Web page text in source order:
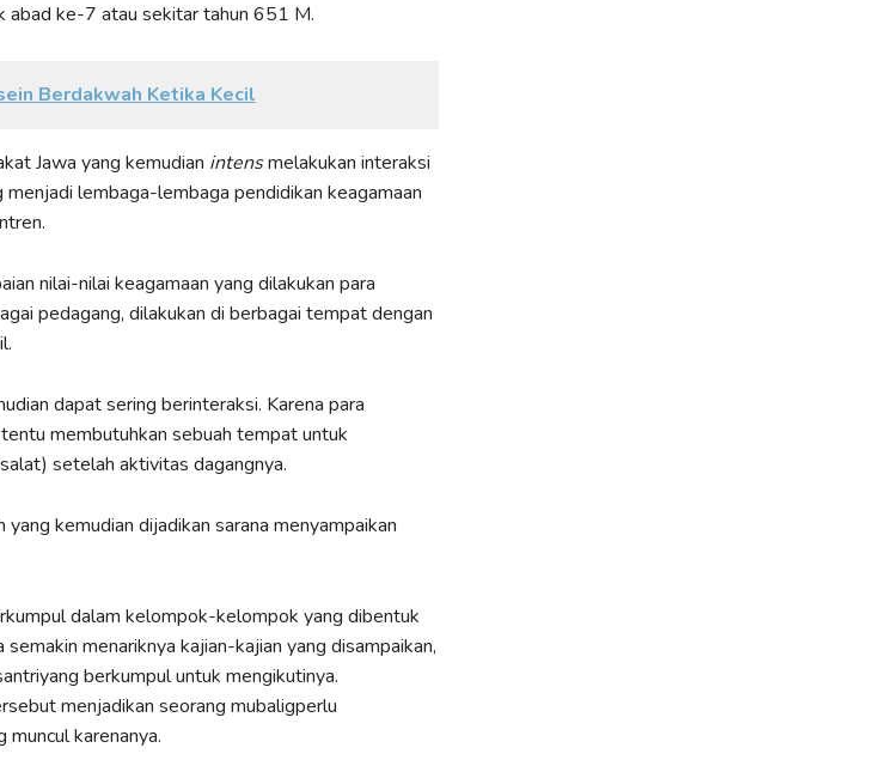
abad ke-7 atau sekitar tahun 651 M.
Berdakwah Ketika Kecil
Jawa yang kemudian intensmelakukan interaksi
lembaga-lembaga pendidikan keagamaan
nilai-nilai keagamaan yang dilakukan para
pedagang, dilakukan di berbagai tempat dengan
dapat sering berinteraksi. Karena para
membutuhkan sebuah tempat untuk
setelah aktivitas dagangnya.
kemudian dijadikan sarana menyampaikan
dalam kelompok-kelompok yang dibentuk
menariknya kajian-kajian yang disampaikan,
berkumpul untuk mengikutinya.
menjadikan seorang mubaligperlu
karenanya.